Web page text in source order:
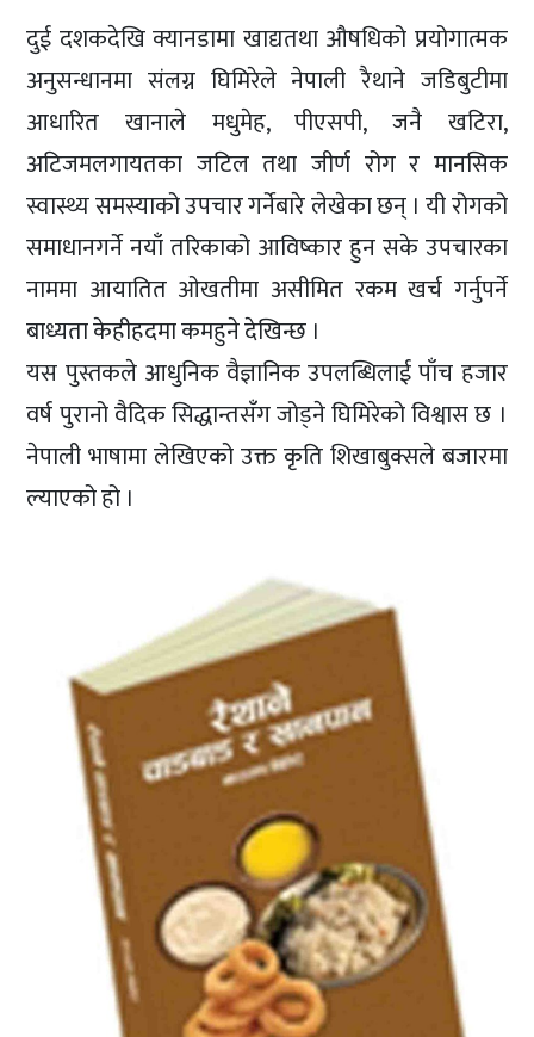
दुई दशकदेखि क्यानडामा खाद्यतथा औषधिको प्रयोगात्मक
अनुसन्धानमा संलग्न घिमिरेले नेपाली रैथाने जडिबुटीमा
आधारित खानाले मधुमेह, पीएसपी, जनै खटिरा,
अटिजमलगायतका जटिल तथा जीर्ण रोग र मानसिक
स्वास्थ्य समस्याको उपचार गर्नेबारे लेखेका छन् । यी रोगको
समाधानगर्ने नयाँ तरिकाको आविष्कार हुन सके उपचारका
नाममा आयातित ओखतीमा असीमित रकम खर्च गर्नुपर्ने
बाध्यता केहीहदमा कमहुने देखिन्छ ।
यस पुस्तकले आधुनिक वैज्ञानिक उपलब्धिलाई पाँच हजार
वर्ष पुरानो वैदिक सिद्धान्तसँग जोड्ने घिमिरेको विश्वास छ ।
नेपाली भाषामा लेखिएको उक्त कृति शिखाबुक्सले बजारमा
ल्याएको हो ।